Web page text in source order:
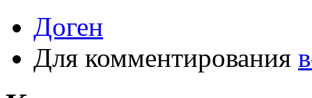
Доген
Для комментирования